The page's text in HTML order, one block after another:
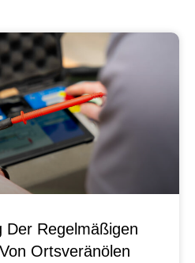
Der Regelmäßigen
Ortsveränölen